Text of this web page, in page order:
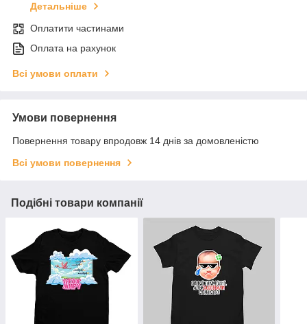
Детальніше
Оплатити частинами
Оплата на рахунок
Всі умови оплати
Умови повернення
Повернення товару впродовж 14 днів за домовленістю
Всі умови повернення
Подібні товари компанії